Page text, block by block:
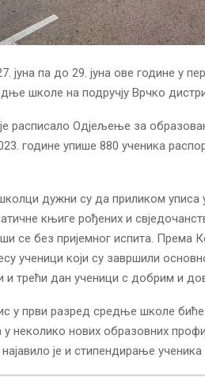
јуна па до 29. јуна ове године у
школе на подручју Bрчко
расписало Одјељење за
године упише 880 ученика
дужни су да приликом уписа
књиге рођених и
се без пријемног испита. Према
ученици који су завршили
и трећи дан ученици с добрим и
у први разред средње школе биће
у неколико нових образовних
је и стипендирање